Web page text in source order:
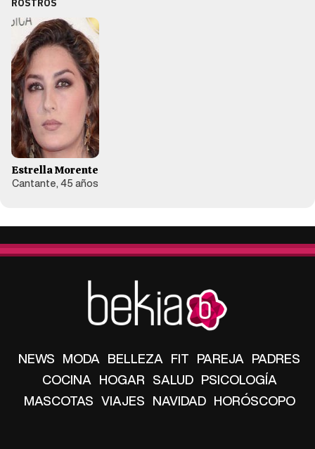
ROSTROS
Estrella Morente
Cantante, 45 años
NEWS MODA BELLEZA FIT PAREJA PADRES
COCINA HOGAR SALUD PSICOLOGÍA
MASCOTAS VIAJES NAVIDAD HORÓSCOPO